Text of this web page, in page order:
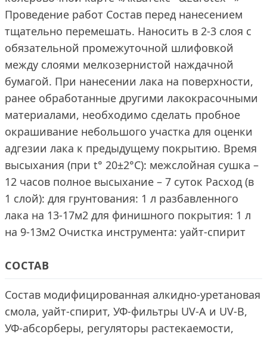
Проведение работ Состав перед нанесением
тщательно перемешать. Наносить в 2-3 слоя с
обязательной промежуточной шлифовкой
между слоями мелкозернистой наждачной
бумагой. При нанесении лака на поверхности,
ранее обработанные другими лакокрасочными
материалами, необходимо сделать пробное
окрашивание небольшого участка для оценки
адгезии лака к предыдущему покрытию. Время
высыхания (при t° 20±2°С): межслойная сушка –
12 часов полное высыхание – 7 суток Расход (в
1 слой): для грунтования: 1 л разбавленного
лака на 13-17м2 для финишного покрытия: 1 л
на 9-13м2 Очистка инструмента: уайт-спирит
СОСТАВ
Состав модифицированная алкидно-уретановая
смола, уайт-спирит, УФ-фильтры UV-A и UV-B,
УФ-абсорберы, регуляторы растекаемости,